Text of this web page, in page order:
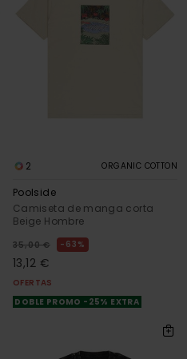
2 ORGANIC COTTON
Poolside
Camiseta de manga corta
Beige Hombre
35,00 € 63%
13,12 €
OFERTAS
DOBLE PROMO -25% EXTRA